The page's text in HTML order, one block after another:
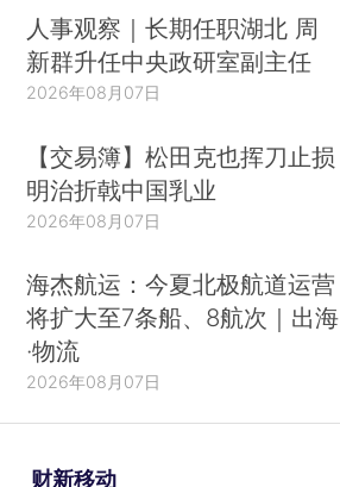
人事观察｜长期任职湖北 周
新群升任中央政研室副主任
2026年08月07日
【交易簿】松田克也挥刀止损
明治折戟中国乳业
2026年08月07日
海杰航运：今夏北极航道运营
将扩大至7条船、8航次｜出海
·物流
2026年08月07日
财新移动